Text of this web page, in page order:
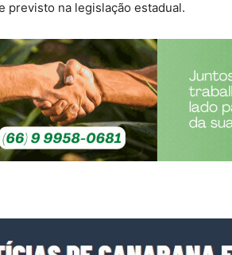
previsto na legislação estadual.